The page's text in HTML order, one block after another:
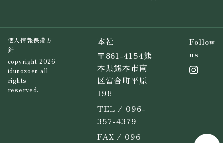
個人情報保護方
針
copyright 2026
idunozoen all
rights
reserved.
本社
〒861-4154熊
本県熊本市南
区富合町平原
198
TEL / 096-
357-4379
FAX / 096-
Follow
us